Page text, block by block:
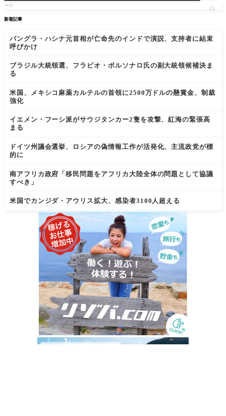
新着記事
バングラ・ハシナ元首相が亡命先のインドで演説、支持者に結束
呼びかけ
ブラジル大統領選、フラビオ・ボルソナロ氏の副大統領候補決ま
る
米国、メキシコ麻薬カルテルの首領に2500万ドルの懸賞金、制裁
強化
イエメン・フーシ派がサウジタンカー2隻を攻撃、紅海の緊張高
まる
ドイツ州議会選挙、ロシアの偽情報工作が活発化、主流政党が標
的に
南アフリカ政府「移民問題をアフリカ大陸全体の問題として協議
すべき」
米国でカンジダ・アウリス拡大、感染者3100人超える